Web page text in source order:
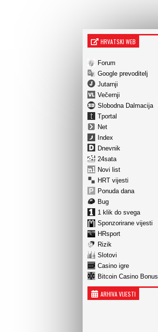
HRVATSKI WEB
Forum
Google prevoditelj
Jutarnji
Večernji
Slobodna Dalmacija
Tportal
Net
Index
Dnevnik
24sata
Novi list
HRT vijesti
Ponuda dana
Bug
1 klik do svega
Sponzorirane vijesti
HRsport
Rizik
Slotovi
Casino igre
Bitcoin Casino Bonus
ARHIVA VIJESTI